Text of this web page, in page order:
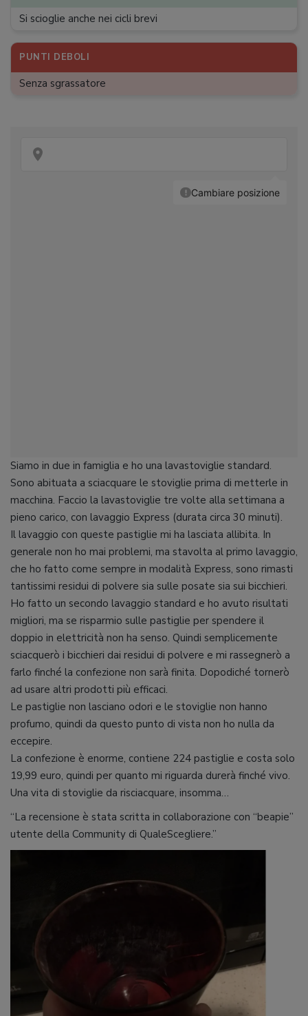
Si scioglie anche nei cicli brevi
PUNTI DEBOLI
Senza sgrassatore
Siamo in due in famiglia e ho una lavastoviglie standard.
Sono abituata a sciacquare le stoviglie prima di metterle in
macchina. Faccio la lavastoviglie tre volte alla settimana a
pieno carico, con lavaggio Express (durata circa 30 minuti).
Il lavaggio con queste pastiglie mi ha lasciata allibita. In
generale non ho mai problemi, ma stavolta al primo lavaggio,
che ho fatto come sempre in modalità Express, sono rimasti
tantissimi residui di polvere sia sulle posate sia sui bicchieri.
Ho fatto un secondo lavaggio standard e ho avuto risultati
migliori, ma se risparmio sulle pastiglie per spendere il
doppio in elettricità non ha senso. Quindi semplicemente
sciacquerò i bicchieri dai residui di polvere e mi rassegnerò a
farlo finché la confezione non sarà finita. Dopodiché tornerò
ad usare altri prodotti più efficaci.
Le pastiglie non lasciano odori e le stoviglie non hanno
profumo, quindi da questo punto di vista non ho nulla da
eccepire.
La confezione è enorme, contiene 224 pastiglie e costa solo
19,99 euro, quindi per quanto mi riguarda durerà finché vivo.
Una vita di stoviglie da risciacquare, insomma…
“La recensione è stata scritta in collaborazione con “beapie”
utente della Community di QualeScegliere.”